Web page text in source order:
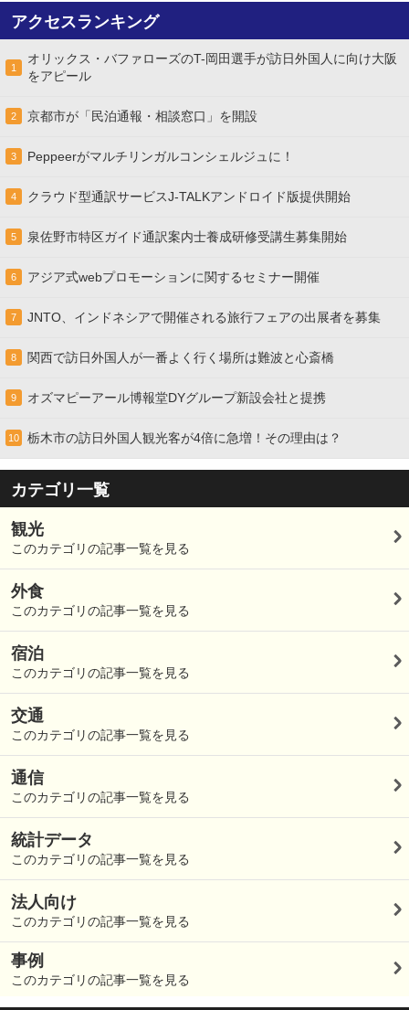
アクセスランキング
1
オリックス・バファローズのT-岡田選手が訪日外国人に向け大阪
をアピール
2 京都市が「民泊通報・相談窓口」を開設
3 Peppeerがマルチリンガルコンシェルジュに！
4 クラウド型通訳サービスJ-TALKアンドロイド版提供開始
5 泉佐野市特区ガイド通訳案内士養成研修受講生募集開始
6 アジア式webプロモーションに関するセミナー開催
7 JNTO、インドネシアで開催される旅行フェアの出展者を募集
8 関西で訪日外国人が一番よく行く場所は難波と心斎橋
9 オズマピーアール博報堂DYグループ新設会社と提携
10 栃木市の訪日外国人観光客が4倍に急増！その理由は？
カテゴリ一覧
観光
このカテゴリの記事一覧を見る
外食
このカテゴリの記事一覧を見る
宿泊
このカテゴリの記事一覧を見る
交通
このカテゴリの記事一覧を見る
通信
このカテゴリの記事一覧を見る
統計データ
このカテゴリの記事一覧を見る
法人向け
このカテゴリの記事一覧を見る
事例
このカテゴリの記事一覧を見る